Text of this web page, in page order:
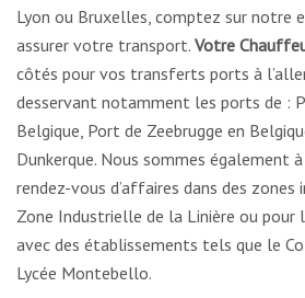
Lyon ou Bruxelles, comptez sur notre
assurer votre transport. Votre
côtés pour vos transferts ports à
desservant notamment les ports de :
Belgique, Port de Zeebrugge en
Dunkerque. Nous sommes également
rendez-vous d’affaires dans des
Zone Industrielle de la Linière ou pour
avec des établissements tels que le
Lycée Montebello.